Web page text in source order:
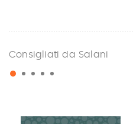
Consigliati da Salani